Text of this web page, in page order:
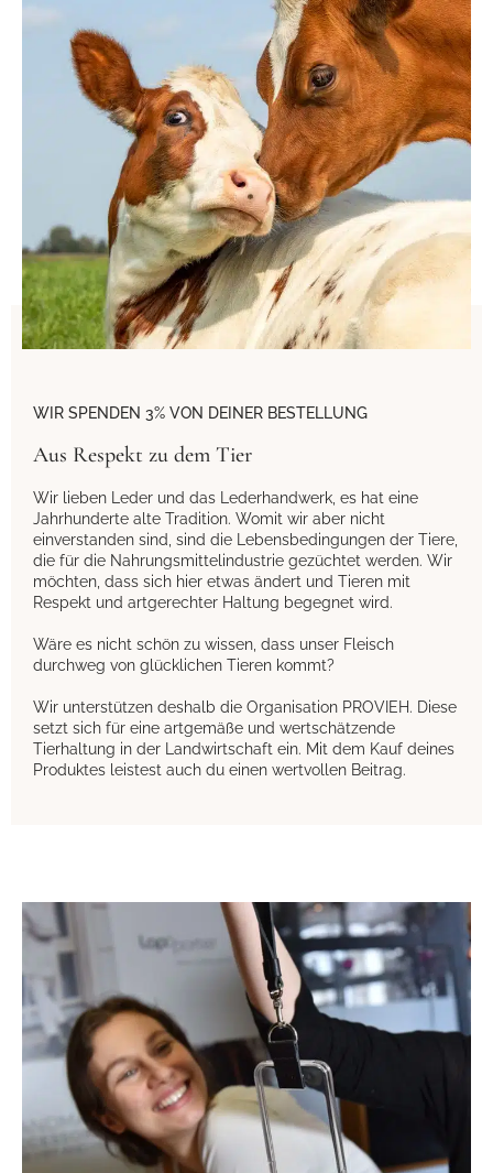
WIR SPENDEN 3% VON DEINER BESTELLUNG
Aus Respekt zu dem Tier
Wir lieben Leder und das Lederhandwerk, es hat eine
Jahrhunderte alte Tradition. Womit wir aber nicht
einverstanden sind, sind die Lebensbedingungen der Tiere,
die für die Nahrungsmittelindustrie gezüchtet werden. Wir
möchten, dass sich hier etwas ändert und Tieren mit
Respekt und artgerechter Haltung begegnet wird.
Wäre es nicht schön zu wissen, dass unser Fleisch
durchweg von glücklichen Tieren kommt?
Wir unterstützen deshalb die Organisation PROVIEH. Diese
setzt sich für eine artgemäße und wertschätzende
Tierhaltung in der Landwirtschaft ein. Mit dem Kauf deines
Produktes leistest auch du einen wertvollen Beitrag.